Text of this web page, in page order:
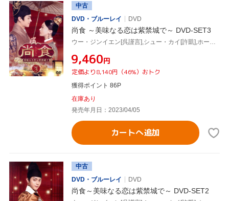
中古
DVD・ブルーレイ
DVD
尚食 ～美味なる恋は紫禁城で～ DVD-SET3
ウー・ジンイエン[呉謹言],シュー・カイ[許凱],ホー・ルイシエン[何瑞賢],ワン・チューラン[王楚然],ワン・イージョー[王一哲]
¥9,460円
定価より8,140円（46%）おトク
獲得ポイント 86P
在庫あり
発売年月日：2023/04/05
カートへ追加
中古
DVD・ブルーレイ
DVD
尚食～美味なる恋は紫禁城で～ DVD-SET2